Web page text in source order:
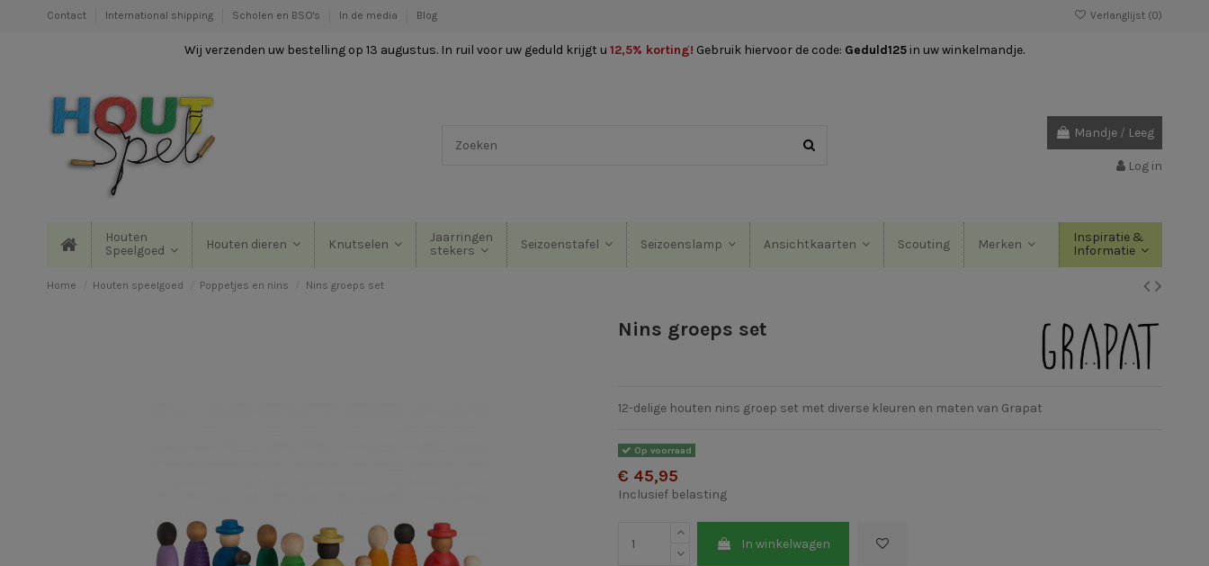
Contact International shipping Scholen en BSO's In de media Blog Verlanglijst (0)
Wij verzenden uw bestelling op 13 augustus. In ruil voor uw geduld krijgt u 12,5% korting! Gebruik hiervoor de code: Geduld125 in uw winkelmandje.
Mandje / Leeg
Log in
Houten
Speelgoed
Houten dieren Knutselen
Jaarringen
stekers
Seizoenstafel Seizoenslamp Ansichtkaarten Scouting Merken
Inspiratie &
Informatie
Home Houten speelgoed Poppetjes en nins Nins groeps set
Nins groeps set
12-delige houten nins groep set met diverse kleuren en maten van Grapat
Op voorraad
€ 45,95
Inclusief belasting
In winkelwagen